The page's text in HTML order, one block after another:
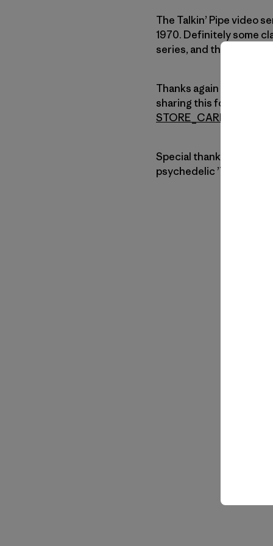
The Talkin’ Pipe video
1970. Definitely some
series, and there’s more
Thanks again to Devon
sharing this footage. To
Special thanks to Jeff
psychedelic ’70s check